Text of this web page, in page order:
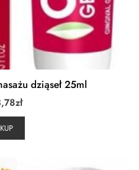
dziąseł 25ml
zł
KUP